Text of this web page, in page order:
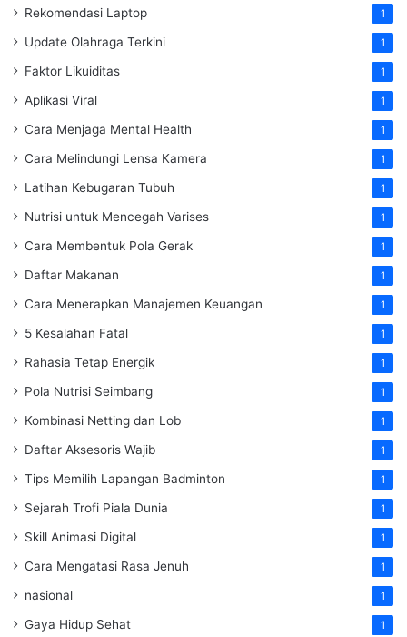
Rekomendasi Laptop 1
Update Olahraga Terkini 1
Faktor Likuiditas 1
Aplikasi Viral 1
Cara Menjaga Mental Health 1
Cara Melindungi Lensa Kamera 1
Latihan Kebugaran Tubuh 1
Nutrisi untuk Mencegah Varises 1
Cara Membentuk Pola Gerak 1
Daftar Makanan 1
Cara Menerapkan Manajemen Keuangan 1
5 Kesalahan Fatal 1
Rahasia Tetap Energik 1
Pola Nutrisi Seimbang 1
Kombinasi Netting dan Lob 1
Daftar Aksesoris Wajib 1
Tips Memilih Lapangan Badminton 1
Sejarah Trofi Piala Dunia 1
Skill Animasi Digital 1
Cara Mengatasi Rasa Jenuh 1
nasional 1
Gaya Hidup Sehat 1